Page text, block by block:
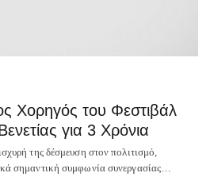
Χορηγός του Φεστιβάλ
για 3 Χρόνια
της δέσμευση στον πολιτισμό,
σημαντική συμφωνία συνεργασίας…